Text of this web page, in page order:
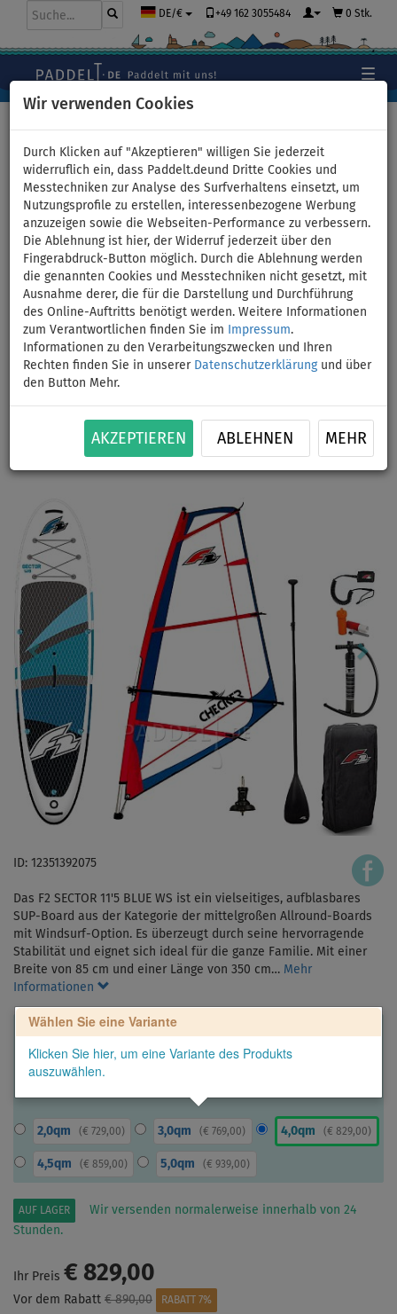
Wir verwenden Cookies
Durch Klicken auf "Akzeptieren" willigen Sie jederzeit
widerruflich ein, dass Paddelt.deund Dritte Cookies und
Messtechniken zur Analyse des Surfverhaltens einsetzt, um
Nutzungsprofile zu erstellen, interessenbezogene Werbung
anzuzeigen sowie die Webseiten-Performance zu verbessern.
Die Ablehnung ist hier, der Widerruf jederzeit über den
Fingerabdruck-Button möglich. Durch die Ablehnung werden
die genannten Cookies und Messtechniken nicht gesetzt, mit
Ausnahme derer, die für die Darstellung und Durchführung
des Online-Auftritts benötigt werden. Weitere Informationen
zum Verantwortlichen finden Sie im
Impressum.
Informationen zu den Verarbeitungszwecken und Ihren
Rechten finden Sie in unserer Datenschutzerklärungund über
den Button Mehr.
AKZEPTIEREN ABLEHNEN MEHR
DE/€ +49 162 3055484 0 Stk.
SUP F2 SECTOR 11'5 BLUE WS
incl. Segel - aufblasbares
Stand Up Paddle Board,
Windsurfboard - Größe:
4,0qm
BIS
PADDEL
KAJAK SITZ
SEGEL
VERSAND
Previous Next
ID: 12351392075
Das F2 SECTOR 11'5 BLUE WS ist ein vielseitiges, aufblasbares
SUP-Board aus der Kategorie der mittelgroßen Allround-Boards
mit Windsurf-Option. Es überzeugt durch seine hervorragende
Stabilität und eignet sich ideal für die ganze Familie. Mit einer
Breite von 85 cm und einer Länge von 350 cm… Mehr
Informationen
Wählen Sie eine Variante
Klicken Sie hier, um eine Variante des Produkts
auszuwählen.
2,0qm ( € 729,00) 3,0qm (€ 769,00) 4,0qm ( € 829,00)
4,5qm ( € 859,00) 5,0qm (€ 939,00)
AUF LAGER
Wir versenden normalerweise innerhalb von 24
Stunden.
Ihr Preis € 829,00
Vor dem Rabatt € 890,00
RABATT 7%